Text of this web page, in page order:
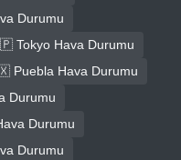
Durumu
Tokyo Hava Durumu
Puebla Hava Durumu
Durumu
Durumu
Durumu